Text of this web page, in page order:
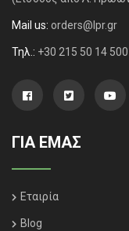
Mail us: orders@lpr.gr
Τηλ.: +30 215 50 14 500
ΓΙΑ ΕΜΑΣ
Εταιρία
Blog